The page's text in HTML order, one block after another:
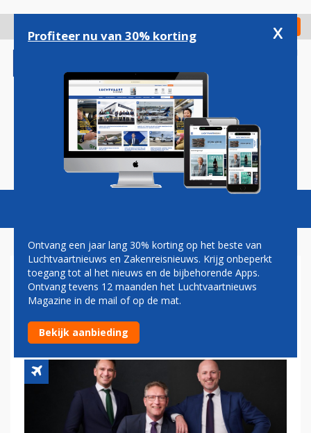
gaan
Check in
Magazine Podcasts Vacatures
PILOTEN KRIJGEN EXTRA
LOON EN REISFACILITEITEN
NA CAO-AKKOORD MET KLM
Profiteer nu van 30% korting x
Ontvang een jaar lang 30% korting op het beste van
Luchtvaartnieuws en Zakenreisnieuws. Krijg onbeperkt
toegang tot al het nieuws en de bijbehorende Apps.
Ontvang tevens 12 maanden het Luchtvaartnieuws
Magazine in de mail of op de mat.
Bekijk aanbieding